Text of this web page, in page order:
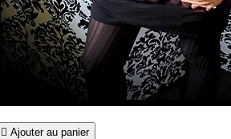
 Ajouter au panier